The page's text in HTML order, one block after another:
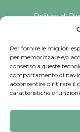
Per fornire le migliori
per memorizzare e/o
consenso a queste
comportamento di
acconsentire o ritirare il
caratteristiche e
Politica di
Copyright © 2025
Indirizzo: Via
P.IVA: